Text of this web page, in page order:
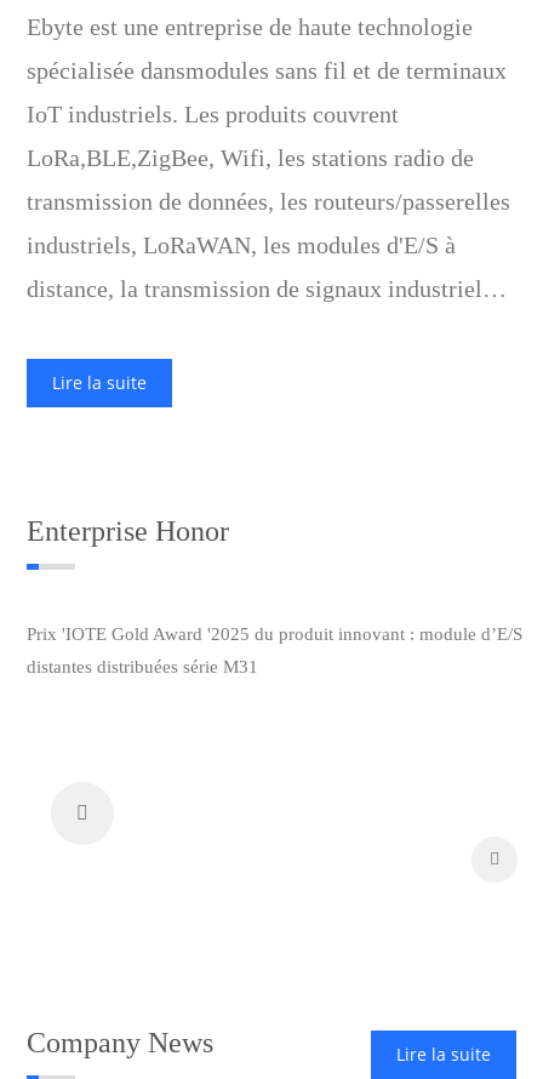
Ebyte est une entreprise de haute technologie
spécialisée dansmodules sans fil et de terminaux
IoT industriels. Les produits couvrent
LoRa,BLE,ZigBee, Wifi, les stations radio de
transmission de données, les routeurs/passerelles
industriels, LoRaWAN, les modules d'E/S à
distance, la transmission de signaux industriels,
Lire la suite
Enterprise Honor
Prix ​​'IOTE Gold Award '2025 du produit innovant : module d’E/S
distantes distribuées série M31


Company News Lire la suite